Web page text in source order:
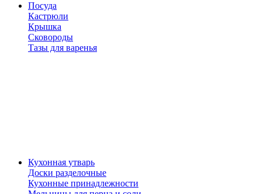
Посуда
Кастрюли
Крышка
Сковороды
Тазы для варенья
Кухонная утварь
Доски разделочные
Кухонные принадлежности